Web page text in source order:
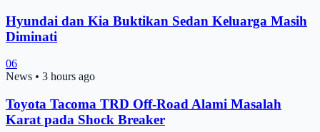
Hyundai dan Kia Buktikan Sedan Keluarga Masih
Diminati
06
News • 3 hours ago
Toyota Tacoma TRD Off-Road Alami Masalah
Karat pada Shock Breaker